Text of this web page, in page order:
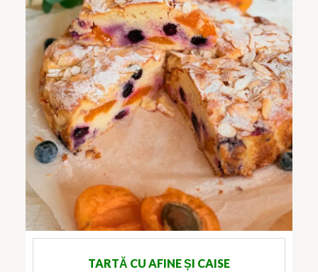
TARTĂ CU AFINE ȘI CAISE